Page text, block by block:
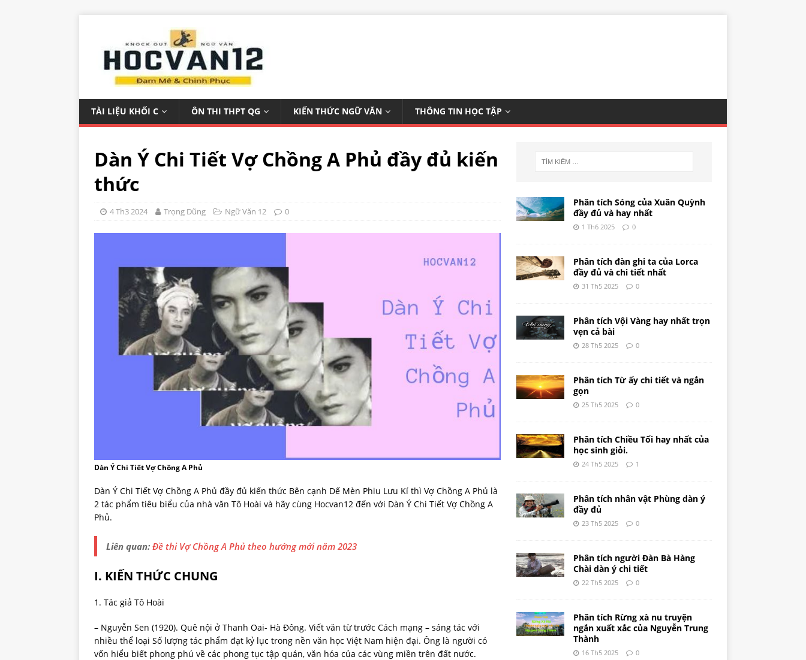
TÀI LIỆU KHỐI C ÔN THI THPT QG KIẾN THỨC NGỮ VĂN THÔNG TIN HỌC TẬP
Dàn Ý Chi Tiết Vợ Chồng A Phủ đầy đủ kiến
thức
4 Th3 2024 Trọng Dũng Ngữ Văn 12 0
Dàn Ý Chi Tiết Vợ Chồng A Phủ
Dàn Ý Chi Tiết Vợ Chồng A Phủ đầy đủ kiến thức Bên cạnh Dế Mèn Phiu Lưu Kí thì Vợ Chồng A Phủ là
2 tác phẩm tiêu biểu của nhà văn Tô Hoài và hãy cùng Hocvan12 đến với Dàn Ý Chi Tiết Vợ Chồng A
Phủ.
Liên quan: Đề thi Vợ Chồng A Phủ theo hướng mới năm 2023
I. KIẾN THỨC CHUNG
1. Tác giả Tô Hoài
– Nguyễn Sen (1920). Quê nội ở Thanh Oai- Hà Đông. Viết văn từ trước Cách mạng – sáng tác với
nhiều thể loại Số lượng tác phẩm đạt kỷ lục trong nền văn học Việt Nam hiện đại. Ông là người có
vốn hiểu biết phong phú về các phong tục tập quán, văn hóa của các vùng miền trên đất nước.
Phân tích Sóng của Xuân Quỳnh
đầy đủ và hay nhất
1 Th6 2025 0
Phân tích đàn ghi ta của Lorca
đầy đủ và chi tiết nhất
31 Th5 2025 0
Phân tích Vội Vàng hay nhất trọn
vẹn cả bài
28 Th5 2025 0
Phân tích Từ ấy chi tiết và ngắn
gọn
25 Th5 2025 0
Phân tích Chiều Tối hay nhất của
học sinh giỏi.
24 Th5 2025 1
Phân tích nhân vật Phùng dàn ý
đầy đủ
23 Th5 2025 0
Phân tích người Đàn Bà Hàng
Chài dàn ý chi tiết
22 Th5 2025 0
Phân tích Rừng xà nu truyện
ngắn xuất xắc của Nguyễn Trung
Thành
16 Th5 2025 0